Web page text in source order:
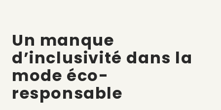
Un manque
d’inclusivité dans la
mode éco-
responsable